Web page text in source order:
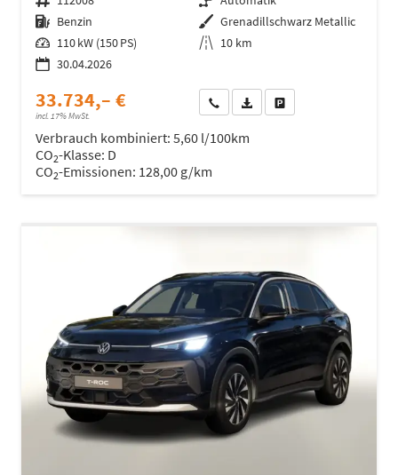
Kraftstoff Benzin Außenfarbe Grenadillschwarz Metallic
Leistung 110 kW (150 PS) Kilometerstand 10 km
30.04.2026
33.734,– €
incl. 17% MwSt.
Wir rufen Sie anFahrzeugexposé (PDF)
Verbrauch kombiniert: 5,60 l/100km
CO2-Klasse: D
CO2-Emissionen: 128,00 g/km